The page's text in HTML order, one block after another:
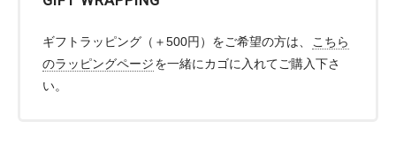
ギフトラッピング（＋500円）をご希望の方は、
こちら
のラッピングページを一緒にカゴに入れてご購入下さ
い。